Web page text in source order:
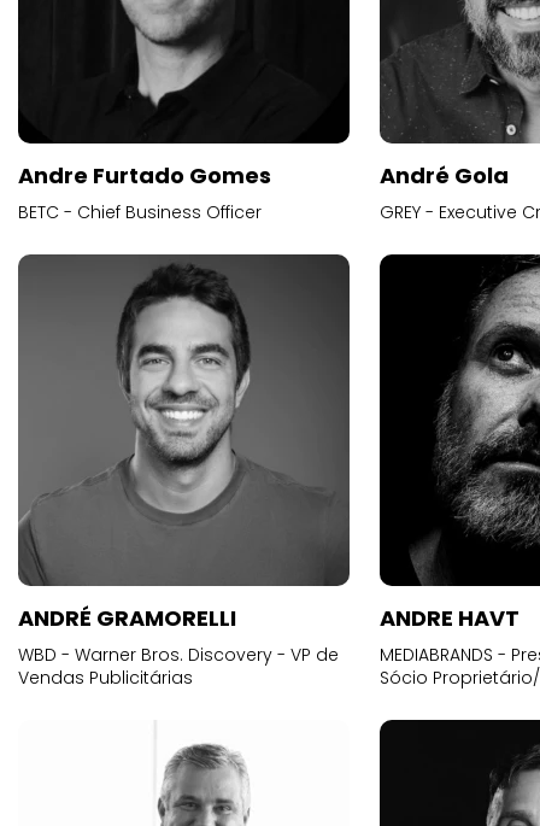
Andre Furtado Gomes
BETC - Chief Business Officer
André Gola
GREY - Executive
ANDRÉ GRAMORELLI
WBD - Warner Bros. Discovery - VP de
Vendas Publicitárias
ANDRE HAVT
MEDIABRANDS -
Sócio